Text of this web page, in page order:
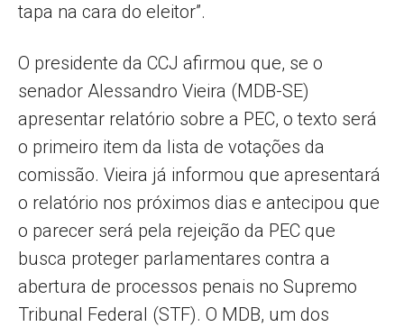
tapa na cara do eleitor”.
O presidente da CCJ afirmou que, se o
senador Alessandro Vieira (MDB-SE)
apresentar relatório sobre a PEC, o texto será
o primeiro item da lista de votações da
comissão. Vieira já informou que apresentará
o relatório nos próximos dias e antecipou que
o parecer será pela rejeição da PEC que
busca proteger parlamentares contra a
abertura de processos penais no Supremo
Tribunal Federal (STF). O MDB, um dos